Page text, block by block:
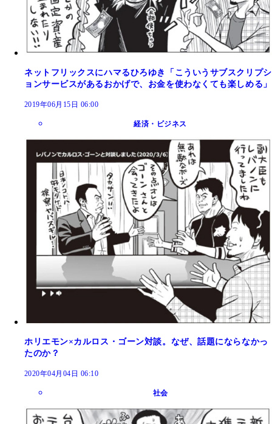
ネットフリックスにハマるひろゆき「こういうサブスクリプシ
ョンサービスがあるおかげで、お金を使わなくても楽しめる」
2019年06月15日 06:00
経済・ビジネス
ホリエモン×カルロス・ゴーン対談。なぜ、話題にならなかっ
たのか？
2020年04月04日 06:10
社会